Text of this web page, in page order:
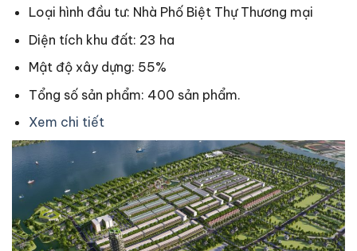
Loại hình đầu tư: Nhà Phố Biệt Thự Thương mại
Diện tích khu đất: 23 ha
Mật độ xây dựng: 55%
Tổng số sản phẩm: 400 sản phẩm.
Xem chi tiết